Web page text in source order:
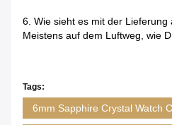
6. Wie sieht es mit der Lieferung
Meistens auf dem Luftweg, wie
Tags:
6mm Sapphire Crystal Watch